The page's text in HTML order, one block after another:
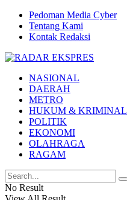
Pedoman Media Cyber
Tentang Kami
Kontak Redaksi
NASIONAL
DAERAH
METRO
HUKUM & KRIMINAL
POLITIK
EKONOMI
OLAHRAGA
RAGAM
No Result